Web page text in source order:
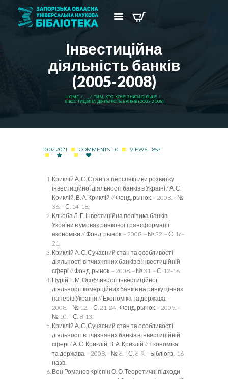
Інвестиційна
діяльність банків
(2005-2008)
HOME ...
ТИМ, ХТО ХОЧЕ ЗНАТИ БІЛЬШЕ
ІНВЕСТИЦІЙНА ДІЯЛЬНІСТЬ БАНКІВ (2005-2008)
10.02.2021 COMMENTS - 0 VIEWS - 857
Криклій А. С. Стан та перспективи розвитку
інвестиційної діяльності банків в Україні / А. С.
Криклій, В. А. Криклій // Фонд. рынок. – 2008. – №
36. – С. 14-18.
Кльоба Л. Г. Інвестиційна політика банків
України в умовах ринкової трансформації
економіки // Фонд. рынок. – 2008. – № 32. – С. 16-
21.
Криклій А. С. Сучасний стан та особливості
діяльності вітчизняних банків в інвестиційній
сфері // Фонд. рынок. – 2008. – № 31. – С. 12-16.
Пурій Г. М. Особливості інвестиційної
діяльності комерційних банків на ринку цінних
паперів України // Економіка та держава. –
2008. – № 12. – С. 21-24 ; Фонд. рынок. – 2009. –
№ 10. – С. 8-13.
Криклій А. С. Сучасний стан та особливості
діяльності вітчизняних банків в інвестиційній
сфері / А. С. Криклій, В. А. Криклій // Економіка
та держава. – 2008. – № 6. – С. 6-9. – Бібліогр.: 16
назв.
Вон Романов Кріспін О. О. Теоретичні підходи